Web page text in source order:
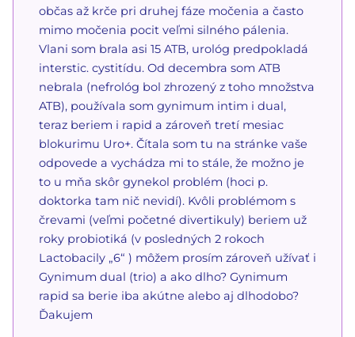
občas až krče pri druhej fáze močenia a často
mimo močenia pocit veľmi silného pálenia.
Vlani som brala asi 15 ATB, urológ predpokladá
interstic. cystitídu. Od decembra som ATB
nebrala (nefrológ bol zhrozený z toho množstva
ATB), používala som gynimum intim i dual,
teraz beriem i rapid a zároveň tretí mesiac
blokurimu Uro+. Čítala som tu na stránke vaše
odpovede a vychádza mi to stále, že možno je
to u mňa skôr gynekol problém (hoci p.
doktorka tam nič nevidí). Kvôli problémom s
črevami (veľmi početné divertikuly) beriem už
roky probiotiká (v posledných 2 rokoch
Lactobacily „6“ ) môžem prosím zároveň užívať i
Gynimum dual (trio) a ako dlho? Gynimum
rapid sa berie iba akútne alebo aj dlhodobo?
Ďakujem